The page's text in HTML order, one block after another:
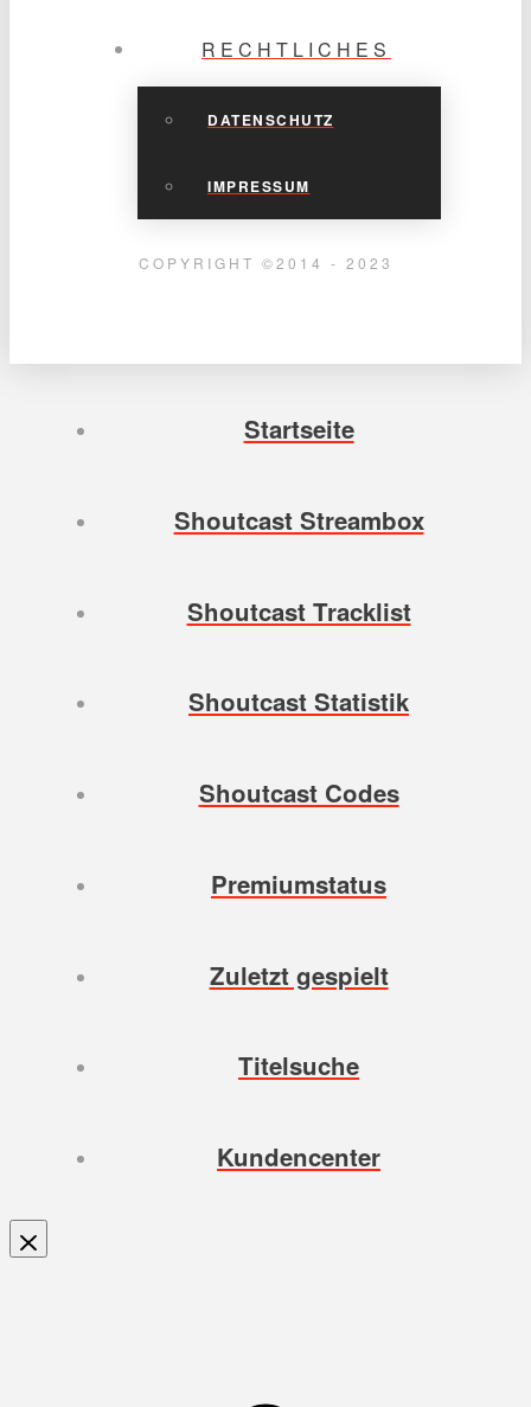
RECHTLICHES
DATENSCHUTZ
IMPRESSUM
COPYRIGHT ©2014 - 2023
Startseite
Shoutcast Streambox
Shoutcast Tracklist
Shoutcast Statistik
Shoutcast Codes
Premiumstatus
Zuletzt gespielt
Titelsuche
Kundencenter